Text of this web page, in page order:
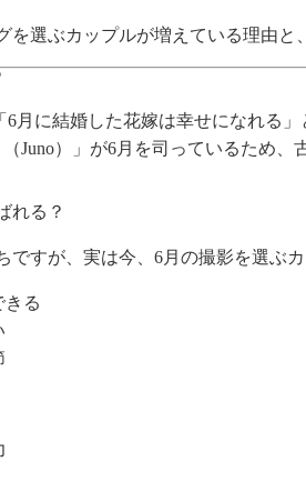
選ぶカップルが増えている理由と
6月に結婚した花嫁は幸せになれる
Juno）」が6月を司っているため
れる？
ですが、実は今、6月の撮影を選ぶ
きる